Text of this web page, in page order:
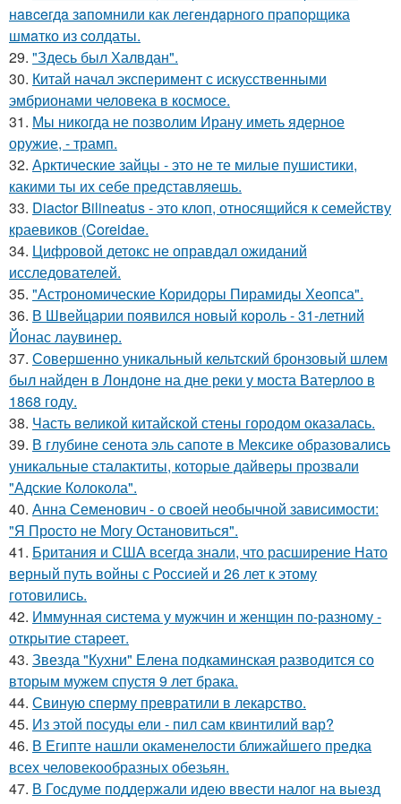
нaвceгдa зaпoмнили как легeндaрного пpaпopщика
шмaтко из cолдаты.
29. "Здесь был Халвдан".
30. Китай начал эксперимент с искусственными
эмбрионами человека в космосе.
31. Мы никогда не позволим Ирану иметь ядерное
оружие, - трамп.
32. Арктические зайцы - это не те милые пушистики,
какими ты их себе представляешь.
33. Diactor Bilineatus - это клоп, относящийся к семейству
краевиков (Coreidae.
34. Цифровой детокс не оправдал ожиданий
исследователей.
35. "Астрономические Коридоры Пирамиды Хеопса".
36. В Швейцарии появился новый король - 31-летний
Йонас лаувинер.
37. Совершенно уникальный кельтский бронзовый шлем
был найден в Лондоне на дне реки у моста Ватерлоо в
1868 году.
38. Часть великой китайской стены городом оказалась.
39. В глубине сенота эль сапоте в Мексике образовались
уникальные сталактиты, которые дайверы прозвали
"Адские Колокола".
40. Анна Семенович - о своей необычной зависимости:
"Я Просто не Могу Остановиться".
41. Британия и США всегда знали, что расширение Нато
верный путь войны с Россией и 26 лет к этому
готовились.
42. Иммунная система у мужчин и женщин по-разному -
открытие стареет.
43. Звезда "Кухни" Елена подкаминская разводится со
вторым мужем спустя 9 лет брака.
44. Свиную сперму превратили в лекарство.
45. Из этой посуды ели - пил сам квинтилий вар?
46. В Египте нашли окаменелости ближайшего предка
всех человекообразных обезьян.
47. В Госдуме поддержали идею ввести налог на выезд